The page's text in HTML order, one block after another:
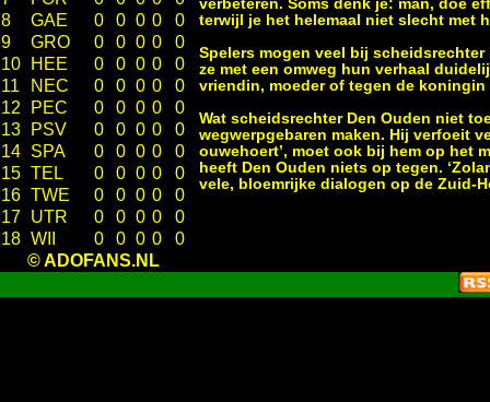
8
GAE 0 0 0 0
0
9
GRO 0 0 0 0
0
10
HEE 0 0 0 0
0
11
NEC 0 0 0 0
0
12
PEC 0 0 0 0
0
13
PSV 0 0 0 0
0
14 SPA 0 0 0 0
0
15 TEL 0 0 0 0
0
16 TWE 0 0 0 0
0
17 UTR 0 0 0 0
0
18 WII 0 0 0 0
0
© ADOFANS.NL
verbeteren. Soms denk je: man, doe
terwijl je het helemaal niet slecht met
Spelers mogen veel bij
ze met een omweg hun verhaal
vriendin, moeder of tegen de koningin
Wat scheidsrechter Den Ouden niet
wegwerpgebaren maken. Hij verfoeit
ouwehoert’, moet ook bij hem op het
heeft Den Ouden niets op tegen.
vele, bloemrijke dialogen op de Zuid-